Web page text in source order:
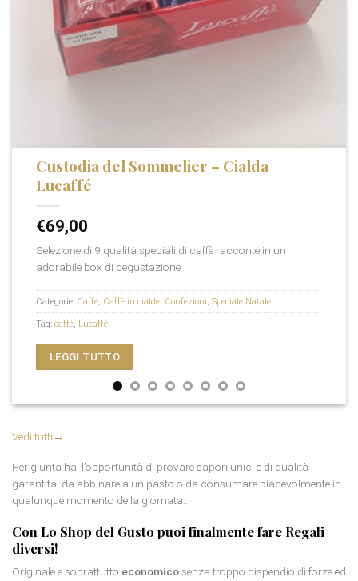
Custodia del Sommelier – Cialda
Lucaffé
€69,00
Selezione di 9 qualità speciali di caffè racconte in un
adorabile box di degustazione
Categorie: Caffè, Caffè in cialde, Confezioni, Speciale Natale
Tag: caffè, Lucaffé
LEGGI TUTTO
Vedi tutti→
Per giunta hai l’opportunità di provare sapori unici e di qualità
garantita, da abbinare a un pasto o da consumare piacevolmente in
qualunque momento della giornata..
Con Lo Shop del Gusto puoi finalmente fare Regali
diversi!
Originale e soprattutto economicosenza troppo dispendio di forze ed